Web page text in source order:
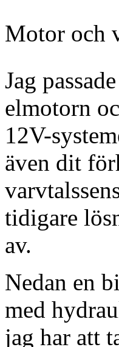
Motor och
Jag
elmotorn
12V-
även dit
tidigare
av.
Nedan en
med
jag har att